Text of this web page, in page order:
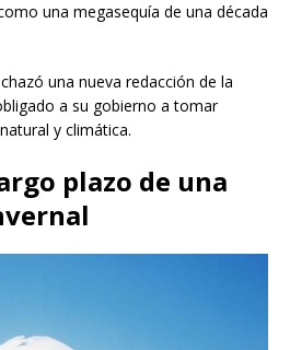
una megasequía de una década
una nueva redacción de la
a su gobierno a tomar
y climática.
plazo de una